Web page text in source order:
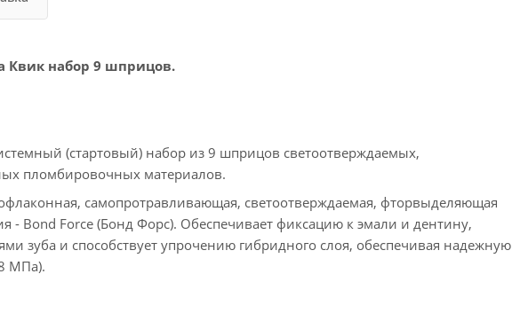
Квик набор 9 шприцов.
(стартовый) набор из 9 шприцов светоотверждаемых,
пломбировочных материалов.
самопротравливающая, светоотверждаемая, фторвыделяющая
- Bond Force (Бонд Форс). Обеспечивает фиксацию к эмали и дентину,
зуба и способствует упрочению гибридного слоя, обеспечивая надежную
МПа).